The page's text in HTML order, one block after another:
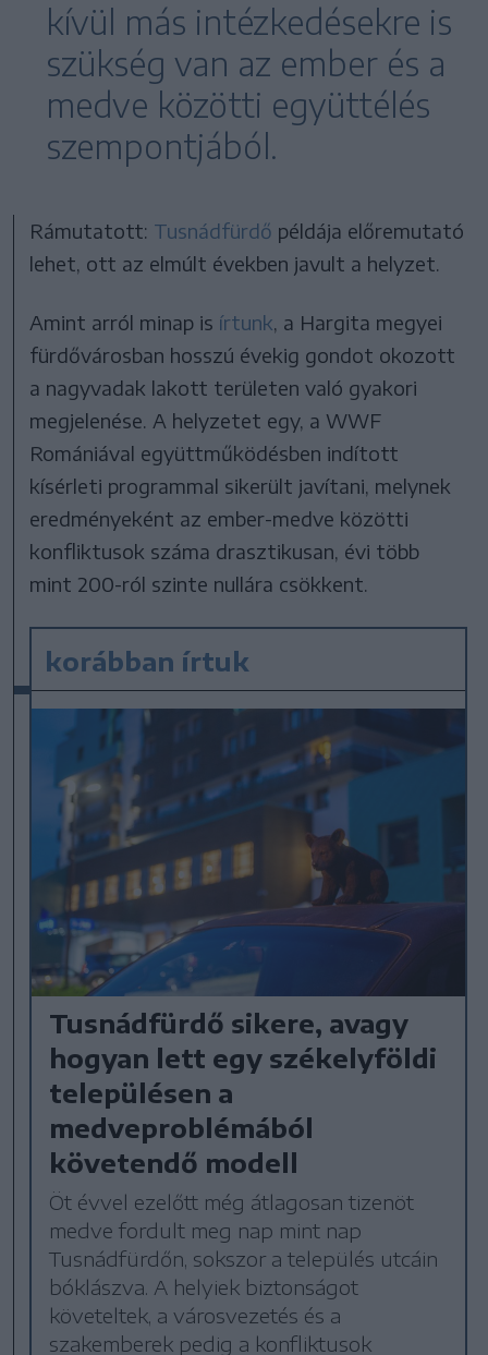
kívül más intézkedésekre is
szükség van az ember és a
medve közötti együttélés
szempontjából.
Rámutatott: Tusnádfürdő példája előremutató
lehet, ott az elmúlt években javult a helyzet.
Amint arról minap is írtunk, a Hargita megyei
fürdővárosban hosszú évekig gondot okozott
a nagyvadak lakott területen való gyakori
megjelenése. A helyzetet egy, a WWF
Romániával együttműködésben indított
kísérleti programmal sikerült javítani, melynek
eredményeként az ember-medve közötti
konfliktusok száma drasztikusan, évi több
mint 200-ról szinte nullára csökkent.
korábban írtuk
Tusnádfürdő sikere, avagy
hogyan lett egy székelyföldi
településen a
medveproblémából
követendő modell
Öt évvel ezelőtt még átlagosan tizenöt
medve fordult meg nap mint nap
Tusnádfürdőn, sokszor a település utcáin
bóklászva. A helyiek biztonságot
követeltek, a városvezetés és a
szakemberek pedig a konfliktusok